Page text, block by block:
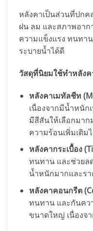
หลังคาเป็นส่วนที่ปก
ฝน ลม และสภาพอาก
ความแข็งแรง ทนทา
ระบายน้ำได้ดี
วัสดุที่นิยมใช้ทำหลังค
หลังคาเมทัลชีท
เนื่องจากมีน้ำหนัก
มีสีสันให้เลือกมา
ความร้อนเพิ่มเติม
หลังคากระเบื้อง
ทนทาน และช่วยล
น้ำหนักมากและร
หลังคาคอนกรีต
ทนทาน และกันคว
ขนาดใหญ่ เนื่องจ